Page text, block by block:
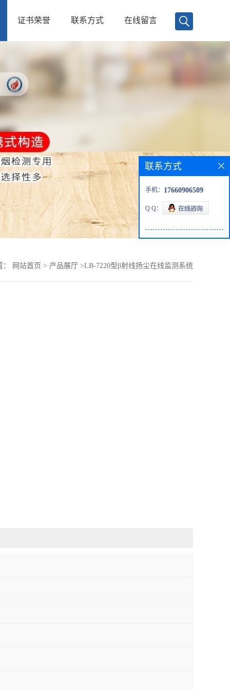
证书荣誉 联系方式 在线留言
： 网站首页 > 产品展厅 >LB-7220型β射线扬尘在线监测系统
联系方式
手机： 17660906509
Q Q：